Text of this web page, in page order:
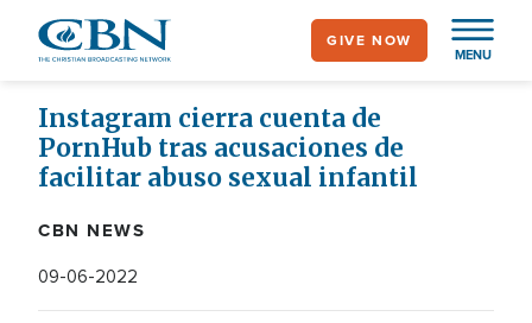
content
MENU
GIVE NOW
Instagram cierra cuenta de
PornHub tras acusaciones de
facilitar abuso sexual infantil
CBN NEWS
09-06-2022